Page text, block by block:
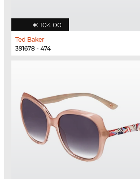
€ 104,00
Ted Baker
391678 - 474